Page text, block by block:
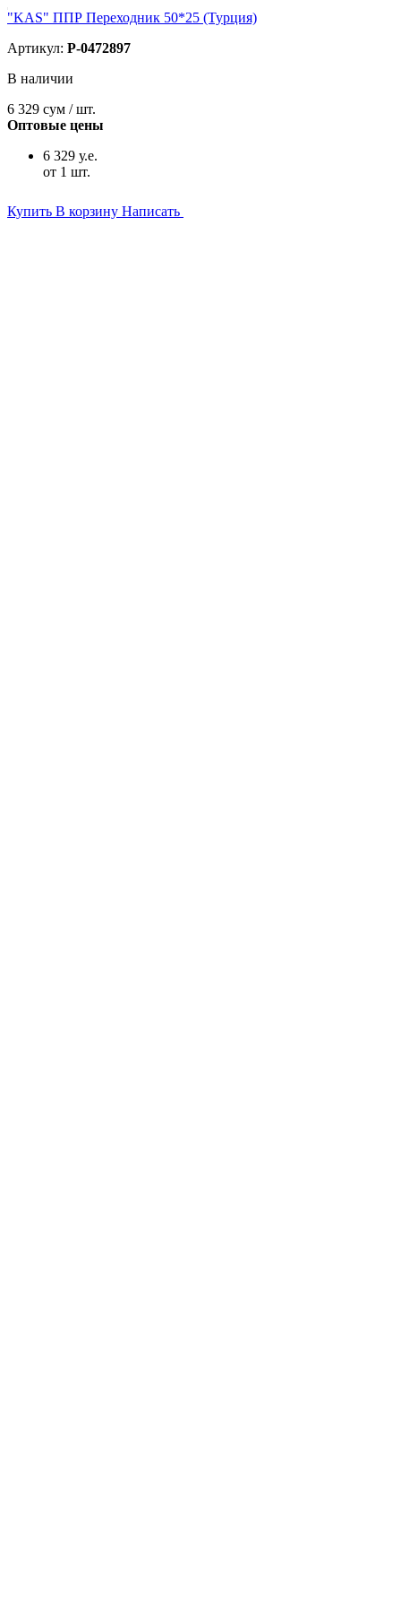
"KAS" ППР Переходник 50*25 (Турция)
Артикул: P-0472897
В наличии
6 329 сум / шт.
Оптовые цены
6 329 у.е.
от 1 шт.
Купить В корзину Написать